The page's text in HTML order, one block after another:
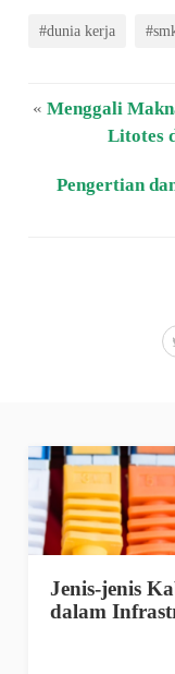
#dunia kerja
« Menggali
Litotes
Pengertian
Jenis-jenis
dalam